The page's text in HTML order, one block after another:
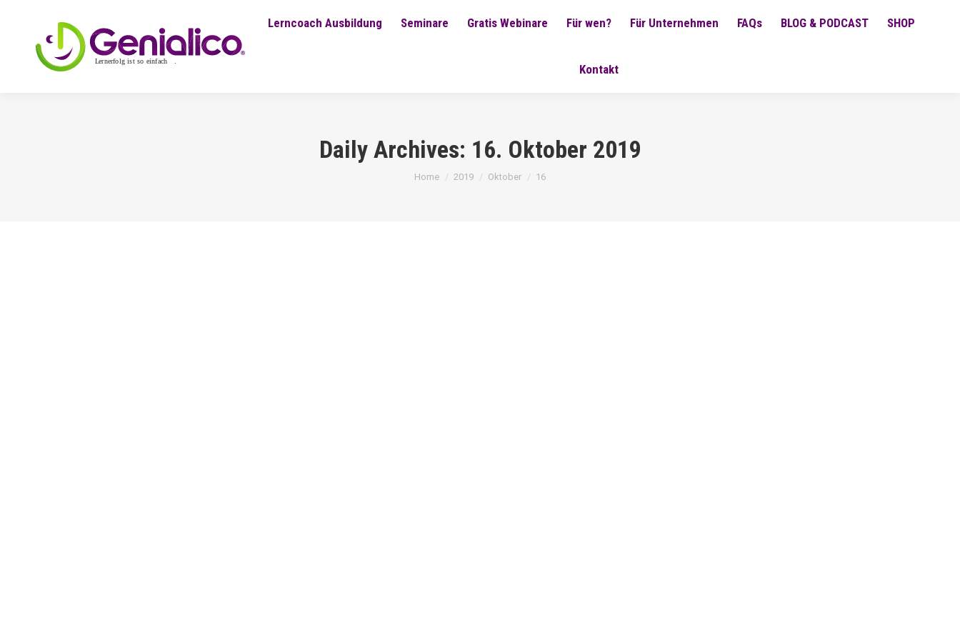
Lerncoach Ausbildung Seminare Gratis Webinare Für wen? Für Unternehmen FAQs BLOG & PODCAST SHOP
Kontakt
Daily Archives: 16. Oktober 2019
You are here:
Home 2019 Oktober 16